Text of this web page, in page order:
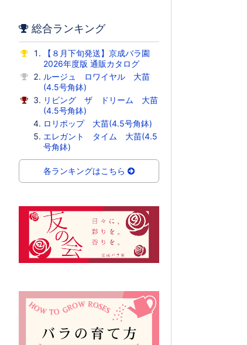
総合ランキング
【８月下旬発送】京成バラ園
2026年度版 通販カタログ
ルージュ ロワイヤル 大苗
(4.5号角鉢)
リビング ザ ドリーム 大苗
(4.5号角鉢)
ロリポップ 大苗(4.5号角鉢)
エレガント タイム 大苗(4.5
号角鉢)
各ランキングはこちら